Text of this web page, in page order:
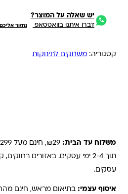
יש שאלה על המוצר?
דברו איתנו בוואטסאפ נחזור אליכם
קטגוריה: משחקים לתינוקות
משלוח עד הבית:
עסקים.
איסוף עצמי: